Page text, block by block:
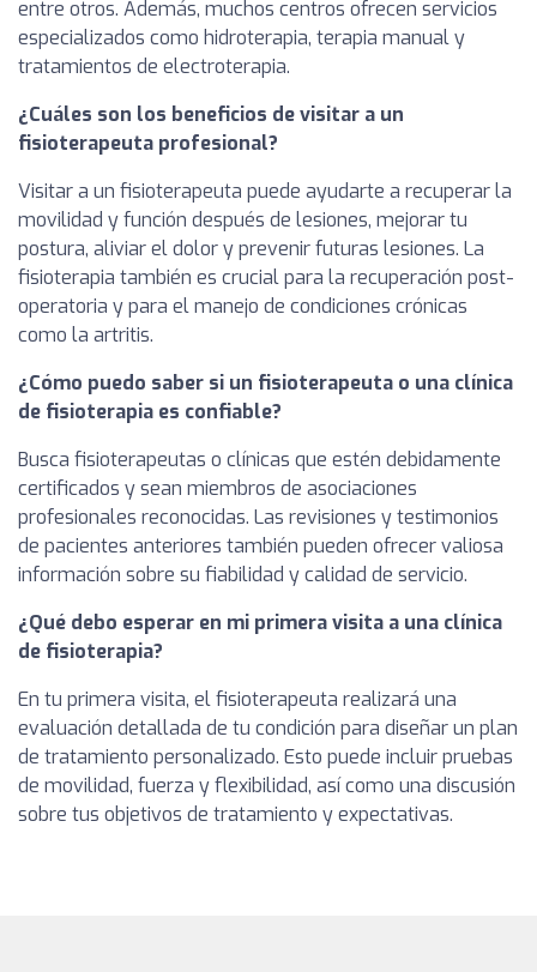
entre otros. Además, muchos centros ofrecen servicios
especializados como hidroterapia, terapia manual y
tratamientos de electroterapia.
¿Cuáles son los beneficios de visitar a un
fisioterapeuta profesional?
Visitar a un fisioterapeuta puede ayudarte a recuperar la
movilidad y función después de lesiones, mejorar tu
postura, aliviar el dolor y prevenir futuras lesiones. La
fisioterapia también es crucial para la recuperación post-
operatoria y para el manejo de condiciones crónicas
como la artritis.
¿Cómo puedo saber si un fisioterapeuta o una clínica
de fisioterapia es confiable?
Busca fisioterapeutas o clínicas que estén debidamente
certificados y sean miembros de asociaciones
profesionales reconocidas. Las revisiones y testimonios
de pacientes anteriores también pueden ofrecer valiosa
información sobre su fiabilidad y calidad de servicio.
¿Qué debo esperar en mi primera visita a una clínica
de fisioterapia?
En tu primera visita, el fisioterapeuta realizará una
evaluación detallada de tu condición para diseñar un plan
de tratamiento personalizado. Esto puede incluir pruebas
de movilidad, fuerza y flexibilidad, así como una discusión
sobre tus objetivos de tratamiento y expectativas.